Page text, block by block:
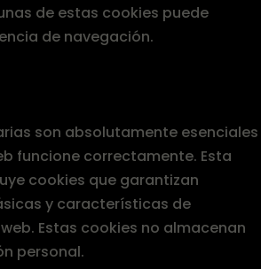
de estas cookies puede
de navegación.
son absolutamente esenciales
funcione correctamente. Esta
cookies que garantizan
y características de
Estas cookies no almacenan
personal.